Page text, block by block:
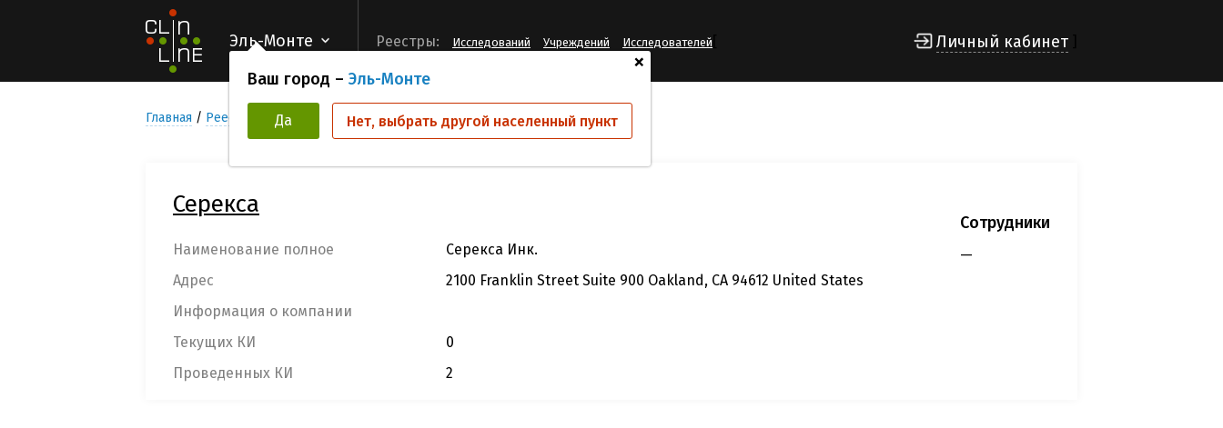
Эль-Монте
+
Ваш город – Эль-Монте
Да Нет, выбрать другой населенный пункт
Реестры: Исследований Учреждений Исследователей Личный кабинет
Главная Реестр компаний организаторов КИО Серекса Инк.
Серекса
Наименование полное
Серекса Инк.
Адрес
2100 Franklin Street Suite 900 Oakland, CA 94612 United States
Информация о компании
Текущих КИ
0
Проведенных КИ
2
Сотрудники
—